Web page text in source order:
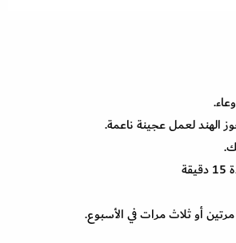
لعمل عجينة ناعمة.
أو ثلاث مرات في الأسبوع.